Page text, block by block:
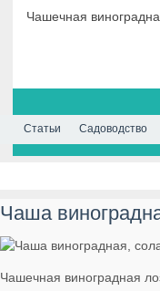
Чашечная
Статьи Садоводство
Чаша
Чашечная виноградная